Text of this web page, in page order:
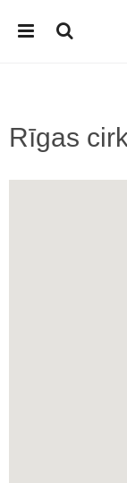
Rīgas